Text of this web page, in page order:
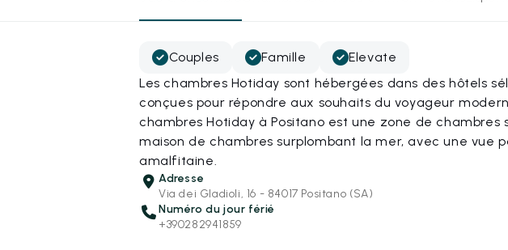
Couples Famille
Elevate
Les chambres Hotiday sont hébergées dans des hôtels
conçues pour répondre aux souhaits du voyageur
chambres Hotiday à Positano est une zone de chambres
maison de chambres surplombant la mer, avec une vue
amalfitaine.
Adresse
Via dei Gladioli, 16 - 84017 Positano (SA)
Numéro du jour férié
+390282941859